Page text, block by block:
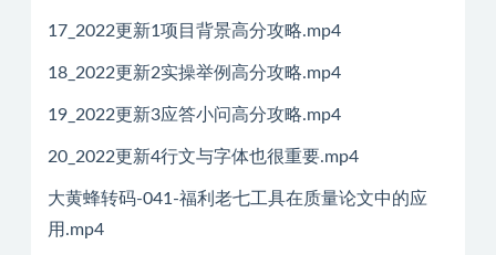
17_2022更新1项目背景高分攻略.mp4
18_2022更新2实操举例高分攻略.mp4
19_2022更新3应答小问高分攻略.mp4
20_2022更新4行文与字体也很重要.mp4
大黄蜂转码-041-福利老七工具在质量论文中的应
用.mp4